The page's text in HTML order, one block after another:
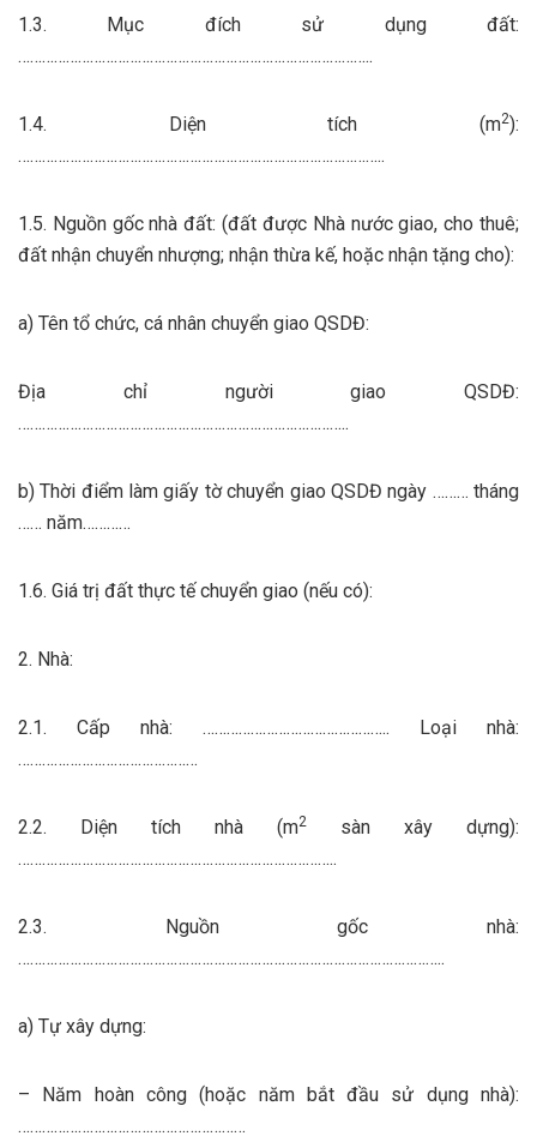
1.3. Mục đích sử dụng đất:
……………………………………………………………………………..
1.4. Diện tích (m2):
………………………………………………………………………………..
1.5. Nguồn gốc nhà đất: (đất được Nhà nước giao, cho thuê;
đất nhận chuyển nhượng; nhận thừa kế, hoặc nhận tặng cho):
a) Tên tổ chức, cá nhân chuyển giao QSDĐ:
Địa chỉ người giao QSDĐ:
………………………………………………………………………..
b) Thời điểm làm giấy tờ chuyển giao QSDĐ ngày ……… tháng
…… năm…………
1.6. Giá trị đất thực tế chuyển giao (nếu có):
2. Nhà:
2.1. Cấp nhà: ……………………………………….. Loại nhà:
………………………………………
2.2. Diện tích nhà (m2
sàn xây dựng):
……………………………………………………………………..
2.3. Nguồn gốc nhà:
……………………………………………………………………………………………..
a) Tự xây dựng:
– Năm hoàn công (hoặc năm bắt đầu sử dụng nhà):
…………………………………………………